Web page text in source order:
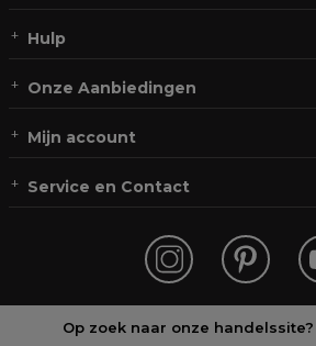
Hulp
Onze Aanbiedingen
Mijn account
Service en Contact
Op zoek naar onze handelssite?